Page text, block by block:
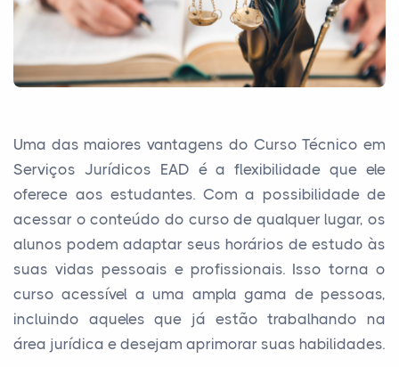
Uma das maiores vantagens do Curso Técnico em
Serviços Jurídicos EAD é a flexibilidade que ele
oferece aos estudantes. Com a possibilidade de
acessar o conteúdo do curso de qualquer lugar, os
alunos podem adaptar seus horários de estudo às
suas vidas pessoais e profissionais. Isso torna o
curso acessível a uma ampla gama de pessoas,
incluindo aqueles que já estão trabalhando na
área jurídica e desejam aprimorar suas habilidades.